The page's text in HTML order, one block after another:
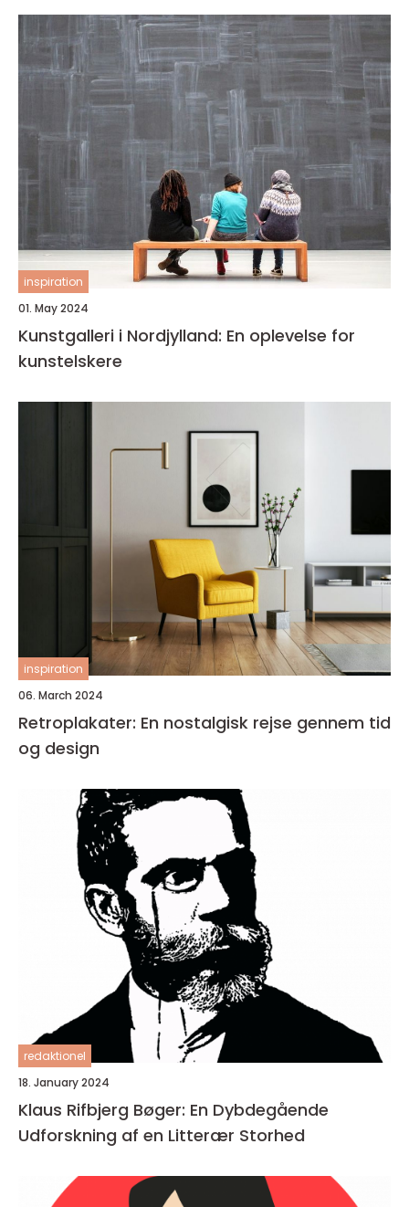
inspiration
01. May 2024
Kunstgalleri i Nordjylland: En oplevelse for
kunstelskere
inspiration
06. March 2024
Retroplakater: En nostalgisk rejse gennem tid
og design
redaktionel
18. January 2024
Klaus Rifbjerg Bøger: En Dybdegående
Udforskning af en Litterær Storhed